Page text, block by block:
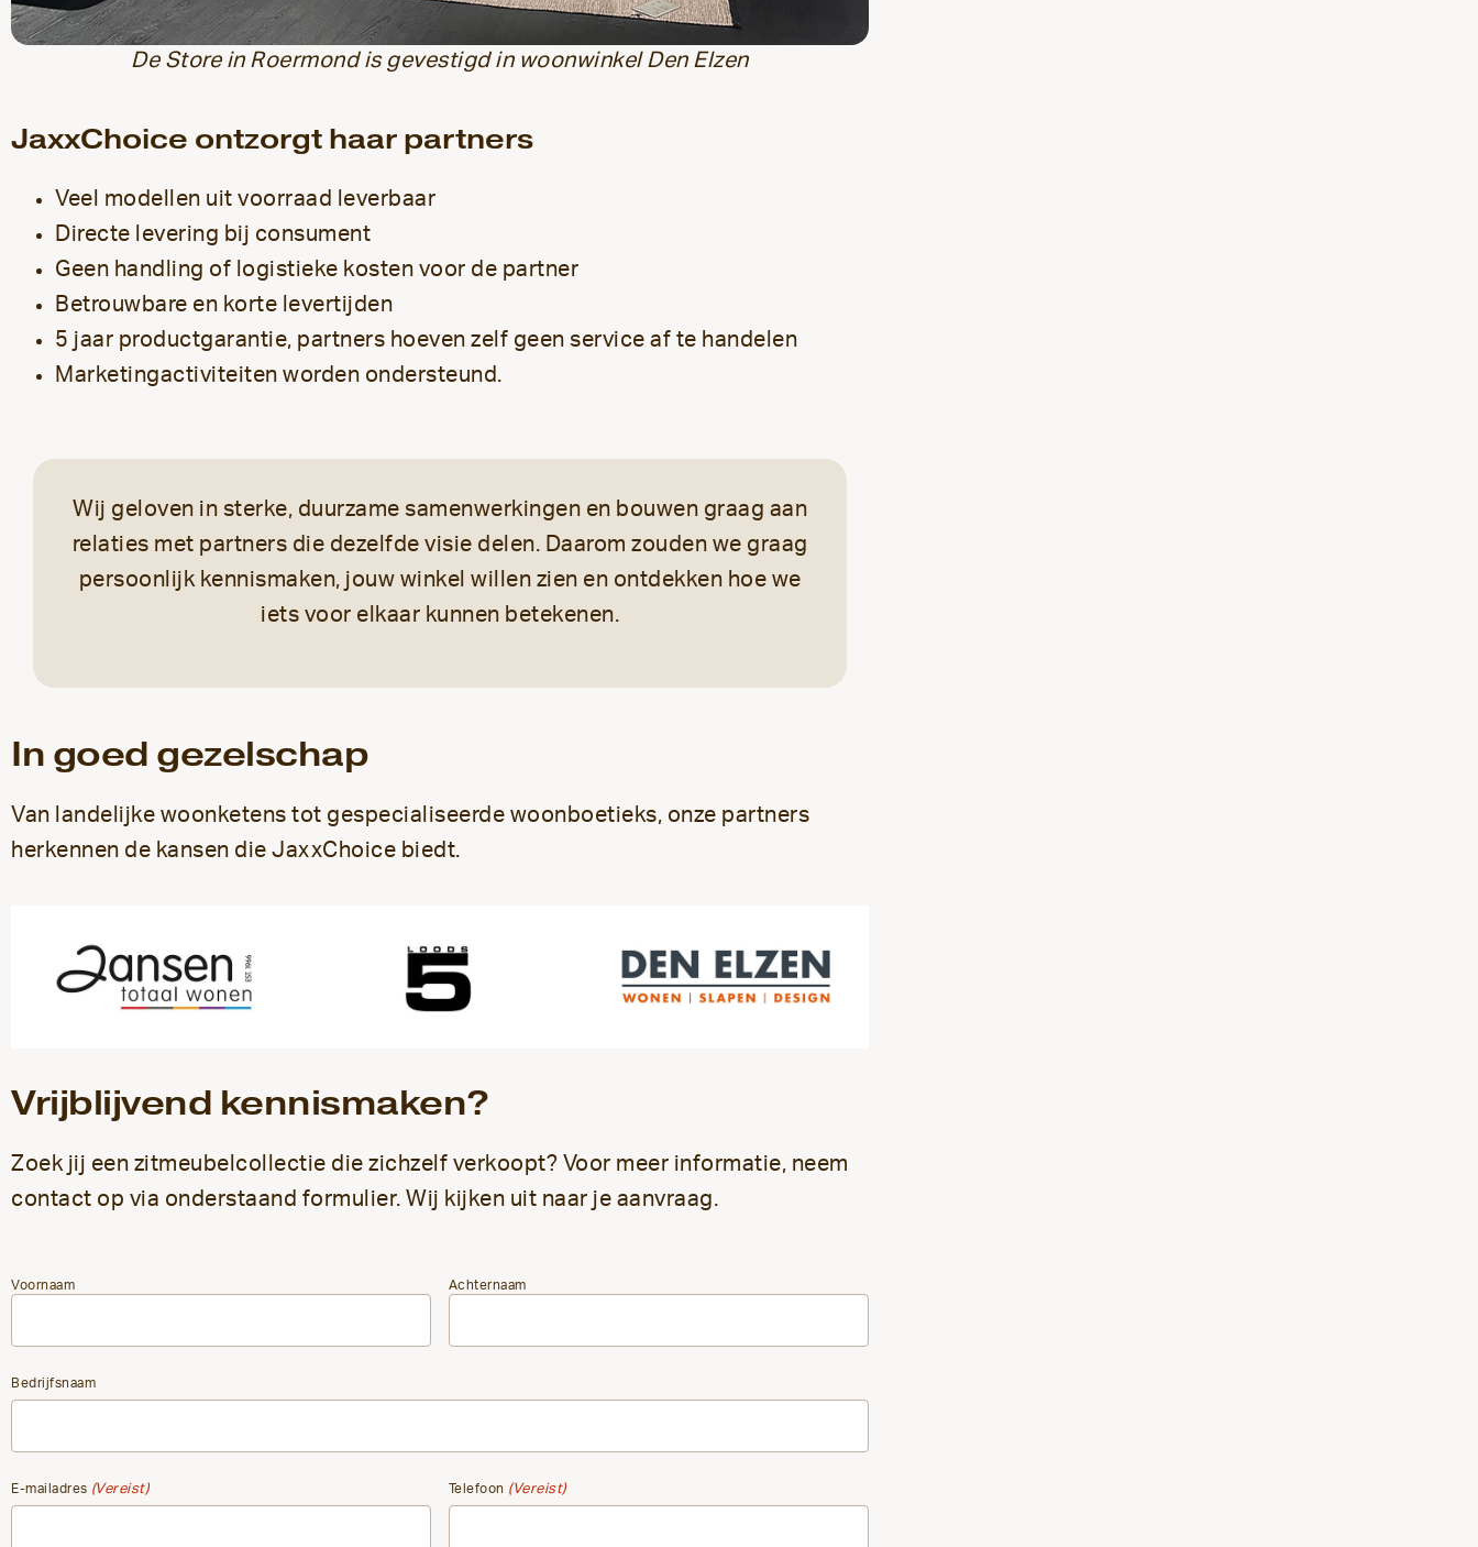
De Store in Roermond is gevestigd in woonwinkel Den Elzen
JaxxChoice ontzorgt haar partners
Veel modellen uit voorraad leverbaar
Directe levering bij consument
Geen handling of logistieke kosten voor de partner
Betrouwbare en korte levertijden
5 jaar productgarantie, partners hoeven zelf geen service af te handelen
Marketingactiviteiten worden ondersteund.
Wij geloven in sterke, duurzame samenwerkingen en bouwen graag aan
relaties met partners die dezelfde visie delen. Daarom zouden we graag
persoonlijk kennismaken, jouw winkel willen zien en ontdekken hoe we
iets voor elkaar kunnen betekenen.
In goed gezelschap
Van landelijke woonketens tot gespecialiseerde woonboetieks, onze partners
herkennen de kansen die JaxxChoice biedt.
Vrijblijvend kennismaken?
Zoek jij een zitmeubelcollectie die zichzelf verkoopt? Voor meer informatie, neem
contact op via onderstaand formulier. Wij kijken uit naar je aanvraag.
Naam
Voornaam Achternaam
Bedrijfsnaam
E-mailadres (Vereist) Telefoon (Vereist)